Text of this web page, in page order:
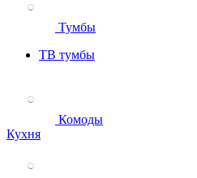
Тумбы
ТВ тумбы
Комоды
Кухня